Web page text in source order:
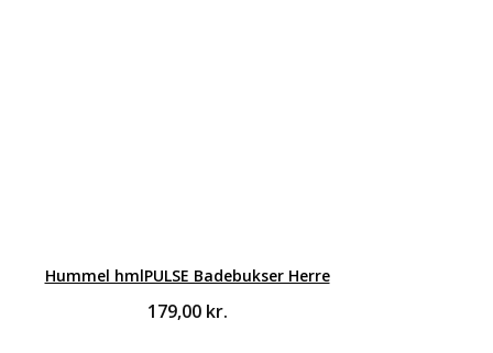
Hummel hmlPULSE Badebukser Herre
179,00 kr.